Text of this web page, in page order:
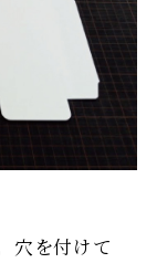
穴を付けて